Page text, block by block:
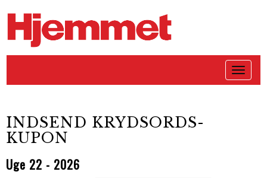
Menu
INDSEND KRYDSORDS-
KUPON
Uge 22 - 2026